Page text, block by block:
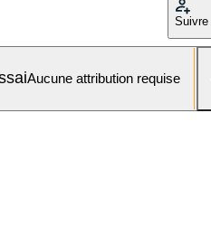
Suivre
Aucune attribution requise